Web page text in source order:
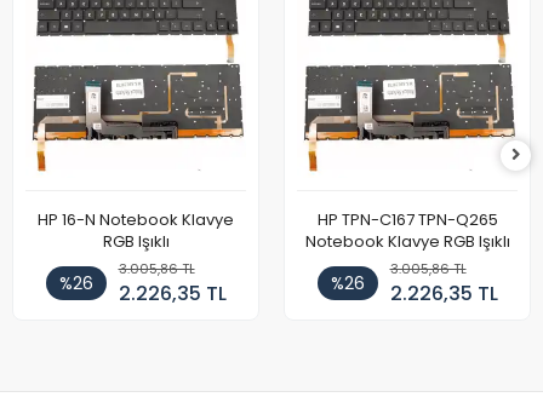
HP 16-N Notebook Klavye
RGB Işıklı
%26
3.005,86 TL
2.226,35 TL
HP TPN-C167 TPN-Q265
Notebook Klavye RGB Işıklı
%26
3.005,86 TL
2.226,35 TL